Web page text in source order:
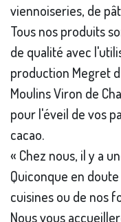
viennoiseries, de
Tous nos produits
de qualité avec
production Megret
Moulins Viron de
pour l'éveil de vos
cacao.
« Chez nous, il y a
Quiconque en
cuisines ou de nos
Nous vous